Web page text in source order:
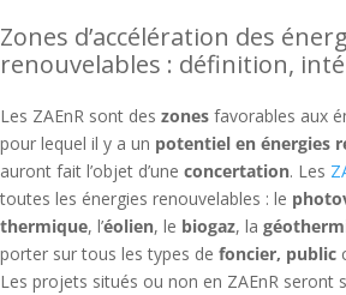
Zones d’accélération des
renouvelables : définition,
Les ZAEnR sont des zones favorables aux
pour lequel il y a un potentiel en énergies
auront fait l’objet d’une concertation. Les
toutes les énergies renouvelables : le
thermique, l’éolien, le biogaz, la
porter sur tous les types de foncier, public
Les projets situés ou non en ZAEnR seront